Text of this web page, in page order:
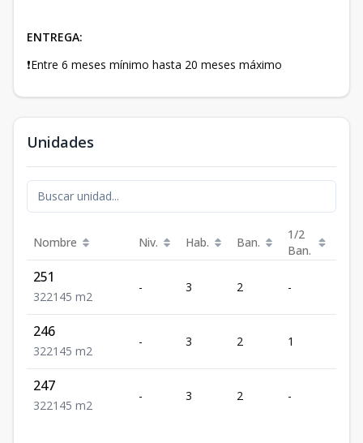
ENTREGA:
❗Entre 6 meses mínimo hasta 20 meses máximo
Unidades
Nombre Niv. Hab. Ban.
1/2
Ban.
251
322145 m2
- 3 2 -
246
322145 m2
- 3 2 1
247
322145 m2
- 3 2 -